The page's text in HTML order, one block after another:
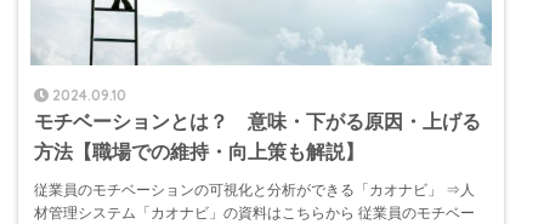
2024.09.10
モチベーションとは？ 意味・下がる原因・上げる
方法【職場での維持・向上策も解説】
従業員のモチベーションの可視化と分析ができる「カオナビ」 ⇒人
材管理システム「カオナビ」の資料はこちらから 従業員のモチベー